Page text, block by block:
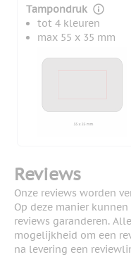
Tampondruk
tot 4 kleuren
max 55 x 35 mm
Reviews
Onze reviews worden
Op deze manier
reviews garanderen.
mogelijkheid om een
na levering een